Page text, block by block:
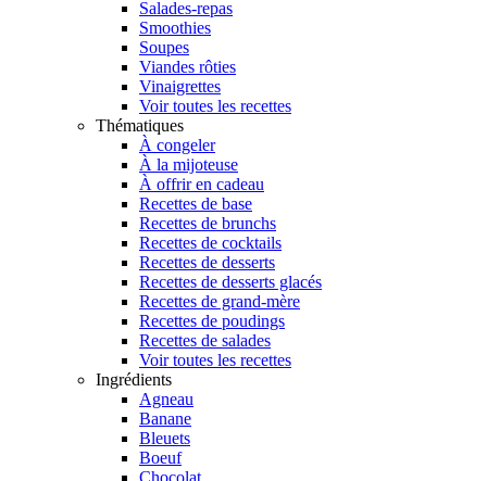
Salades-repas
Smoothies
Soupes
Viandes rôties
Vinaigrettes
Voir toutes les recettes
Thématiques
À congeler
À la mijoteuse
À offrir en cadeau
Recettes de base
Recettes de brunchs
Recettes de cocktails
Recettes de desserts
Recettes de desserts glacés
Recettes de grand-mère
Recettes de poudings
Recettes de salades
Voir toutes les recettes
Ingrédients
Agneau
Banane
Bleuets
Boeuf
Chocolat